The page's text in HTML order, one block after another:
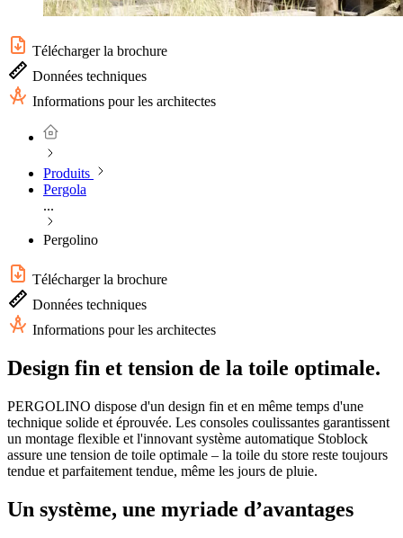
Télécharger la brochure
Données techniques
Informations pour les architectes
Produits
Pergola
...
Pergolino
Télécharger la brochure
Données techniques
Informations pour les architectes
Design fin et tension de la toile optimale.
PERGOLINO dispose d'un design fin et en même temps d'une
technique solide et éprouvée. Les consoles coulissantes garantissent
un montage flexible et l'innovant système automatique Stoblock
assure une tension de toile optimale – la toile du store reste toujours
tendue et parfaitement tendue, même les jours de pluie.
Un système, une myriade d’avantages